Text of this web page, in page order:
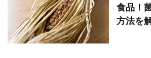
食品！
方法を